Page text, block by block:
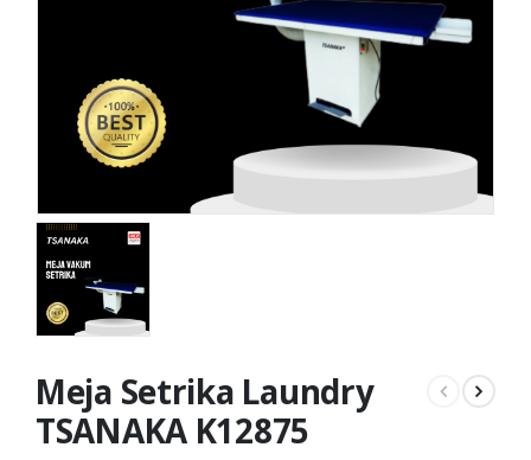
Meja Setrika Laundry
TSANAKA K12875